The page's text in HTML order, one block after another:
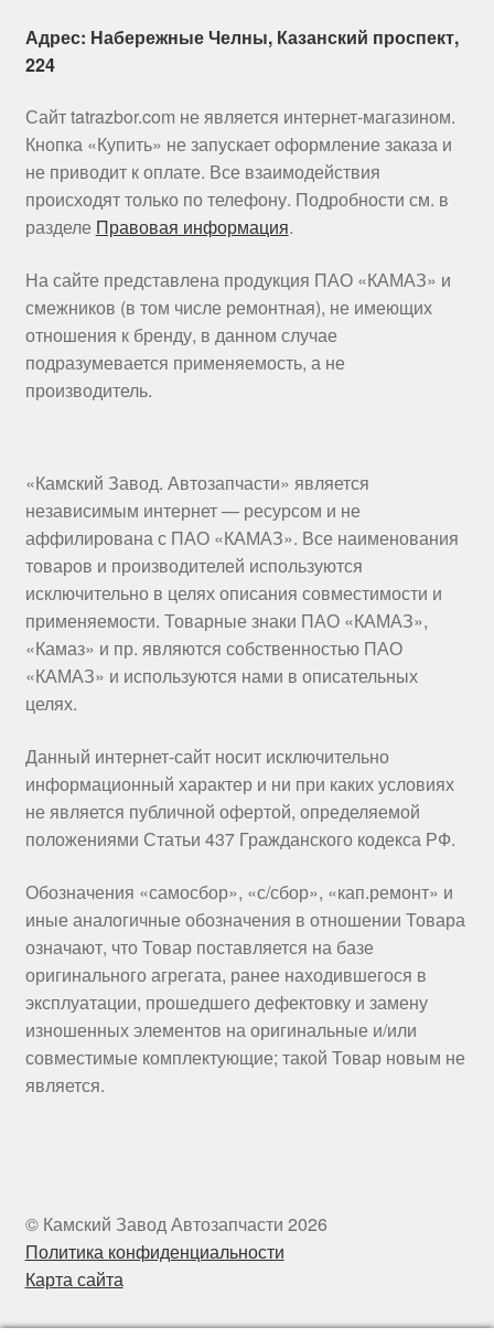
Адрес: Набережные Челны, Казанский проспект,
224
Сайт tatrazbor.com не является интернет-магазином.
Кнопка «Купить» не запускает оформление заказа и
не приводит к оплате. Все взаимодействия
происходят только по телефону. Подробности см. в
разделе Правовая информация.
На сайте представлена продукция ПАО «КАМАЗ» и
смежников (в том числе ремонтная), не имеющих
отношения к бренду, в данном случае
подразумевается применяемость, а не
производитель.
«Камский Завод. Автозапчасти» является
независимым интернет — ресурсом и не
аффилирована с ПАО «КАМАЗ». Все наименования
товаров и производителей используются
исключительно в целях описания совместимости и
применяемости. Товарные знаки ПАО «КАМАЗ»,
«Камаз» и пр. являются собственностью ПАО
«КАМАЗ» и используются нами в описательных
целях.
Данный интернет-сайт носит исключительно
информационный характер и ни при каких условиях
не является публичной офертой, определяемой
положениями Статьи 437 Гражданского кодекса РФ.
Обозначения «самосбор», «с/сбор», «кап.ремонт» и
иные аналогичные обозначения в отношении Товара
означают, что Товар поставляется на базе
оригинального агрегата, ранее находившегося в
эксплуатации, прошедшего дефектовку и замену
изношенных элементов на оригинальные и/или
совместимые комплектующие; такой Товар новым не
является.
© Камский Завод Автозапчасти 2026
Политика конфиденциальности
Карта сайта